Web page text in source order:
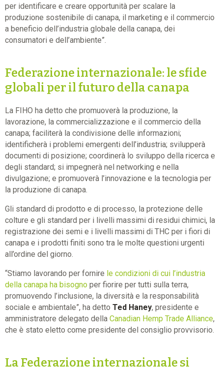
per identificare e creare opportunità per scalare la
produzione sostenibile di canapa, il marketing e il commercio
a beneficio dell’industria globale della canapa, dei
consumatori e dell’ambiente”.
Federazione internazionale: le sfide
globali per il futuro della canapa
La FIHO ha detto che promuoverà la produzione, la
lavorazione, la commercializzazione e il commercio della
canapa; faciliterà la condivisione delle informazioni;
identificherà i problemi emergenti dell’industria; svilupperà
documenti di posizione; coordinerà lo sviluppo della ricerca e
degli standard; si impegnerà nel networking e nella
divulgazione; e promuoverà l’innovazione e la tecnologia per
la produzione di canapa.
Gli standard di prodotto e di processo, la protezione delle
colture e gli standard per i livelli massimi di residui chimici, la
registrazione dei semi e i livelli massimi di THC per i fiori di
canapa e i prodotti finiti sono tra le molte questioni urgenti
all’ordine del giorno.
“Stiamo lavorando per fornire le condizioni di cui l’industria
della canapa ha bisogno per fiorire per tutti sulla terra,
promuovendo l’inclusione, la diversità e la responsabilità
sociale e ambientale”, ha detto Ted Haney, presidente e
amministratore delegato della Canadian Hemp Trade Alliance,
che è stato eletto come presidente del consiglio provvisorio.
La Federazione internazionale si